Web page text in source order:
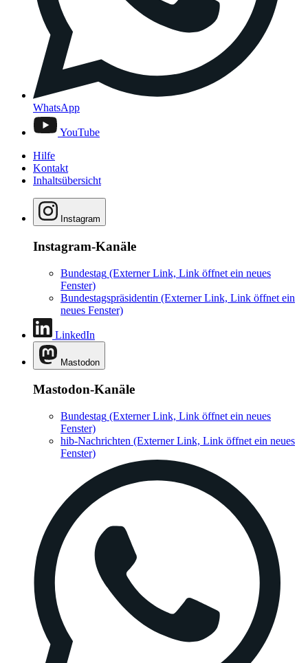
WhatsApp
YouTube
Hilfe
Kontakt
Inhaltsübersicht
Instagram
Instagram-Kanäle
Bundestag (Externer Link, Link öffnet ein neues
Fenster)
Bundestagspräsidentin (Externer Link, Link öffnet ein
neues Fenster)
LinkedIn
Mastodon
Mastodon-Kanäle
Bundestag (Externer Link, Link öffnet ein neues
Fenster)
hib-Nachrichten (Externer Link, Link öffnet ein neues
Fenster)